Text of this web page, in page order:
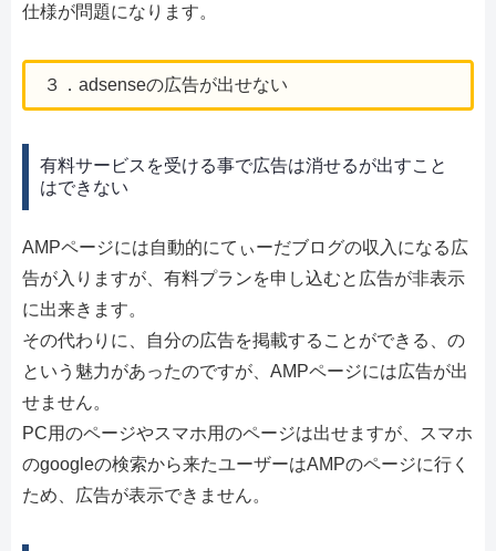
仕様が問題になります。
３．adsenseの広告が出せない
有料サービスを受ける事で広告は消せるが出すこと
はできない
AMPページには自動的にてぃーだブログの収入になる広
告が入りますが、有料プランを申し込むと広告が非表示
に出来きます。
その代わりに、自分の広告を掲載することができる、の
という魅力があったのですが、AMPページには広告が出
せません。
PC用のページやスマホ用のページは出せますが、スマホ
のgoogleの検索から来たユーザーはAMPのページに行く
ため、広告が表示できません。